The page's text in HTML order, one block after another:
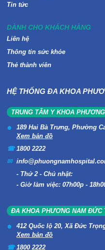
Tin tức
DÀNH CHO KHÁCH HÀNG
Liên hệ
Thông tin sức khỏe
Thẻ thành viên
HỆ THỐNG ĐA KHOA
TRUNG TÂM Y KHOA
189 Hai Bà Trưng, Phường
Xem bản đồ
1800 2222
Thứ 2 - Chủ nhật:
Giờ làm việc: 07h00p -
ĐA KHOA PHƯƠNG NAM ĐỨC
412 Quốc lộ 20, Xã Đức
Xem bản đồ
1800 2222